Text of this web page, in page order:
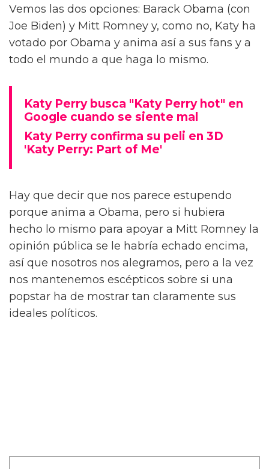
Vemos las dos opciones: Barack Obama (con
Joe Biden) y Mitt Romney y, como no, Katy ha
votado por Obama y anima así a sus fans y a
todo el mundo a que haga lo mismo.
Katy Perry busca "Katy Perry hot" en
Google cuando se siente mal
Katy Perry confirma su peli en 3D
'Katy Perry: Part of Me'
Hay que decir que nos parece estupendo
porque anima a Obama, pero si hubiera
hecho lo mismo para apoyar a Mitt Romney la
opinión pública se le habría echado encima,
así que nosotros nos alegramos, pero a la vez
nos mantenemos escépticos sobre si una
popstar ha de mostrar tan claramente sus
ideales políticos.